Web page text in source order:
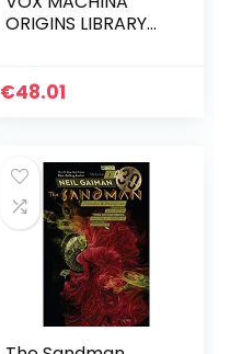
ORIGINS LIBRARY
€48.01